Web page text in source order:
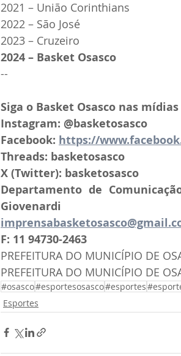
2021 – União Corinthians
2022 – São José
2023 – Cruzeiro
2024 – Basket Osasco
--
Siga o Basket Osasco nas
Instagram: @basketosasco
Facebook: https://
Threads: basketosasco
X (Twitter): basketosasco
Departamento de
Giovenardi
F: 11 94730-2463
PREFEITURA DO MUNICÍPIO DE
PREFEITURA DO MUNICÍPIO DE
#osasco#esportesosasco#esportes
Esportes